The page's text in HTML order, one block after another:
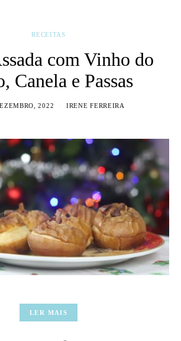
RECEITAS
com Vinho do
Canela e Passas
2022 IRENE FERREIRA
LER MAIS